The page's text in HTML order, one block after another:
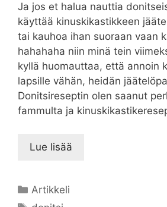
Ja jos et halua nauttia
käyttää kinuskikastikkeen
tai kauhoa ihan suoraan vaan
hahahaha niin minä tein
kyllä huomauttaa, että annoin
lapsille vähän, heidän
Donitsireseptin olen saanut
fammulta ja
Lue lisää
Kategoriat
Artikkeli